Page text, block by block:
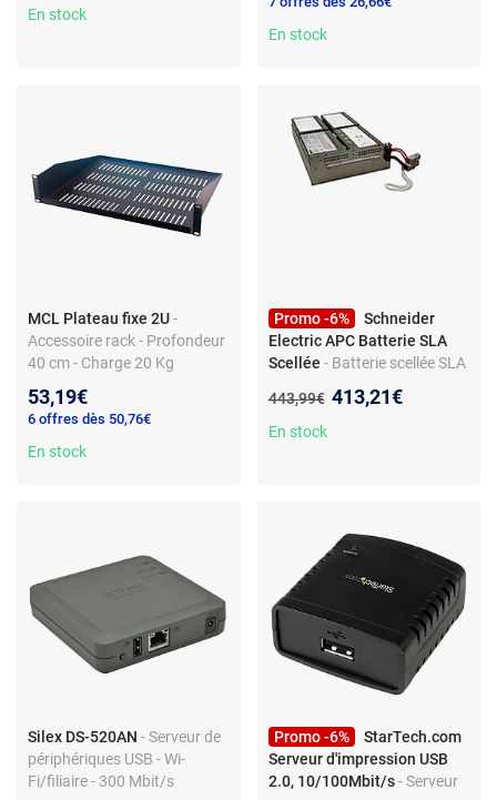
En stock
En stock
MCL Plateau fixe 2U-
Accessoire rack - Profondeur
40 cm - Charge 20 Kg
53,19€
6 offres dès 50,76€
En stock
Promo -6%
Schneider
Electric APC Batterie SLA
Scellée - Batterie scellée SLA
- Sans entretien - Étanche
Ancien prix :
443,99€ Nouveau prix :
413,21€
En stock
Silex DS-520AN - Serveur de
périphériques USB - Wi-
Fi/filiaire - 300 Mbit/s
Promo -6%
StarTech.com
Serveur d'impression USB
2.0, 10/100Mbit/s - Serveur